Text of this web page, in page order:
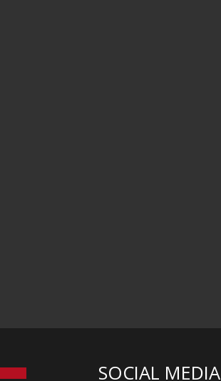
SOCIAL MEDIA